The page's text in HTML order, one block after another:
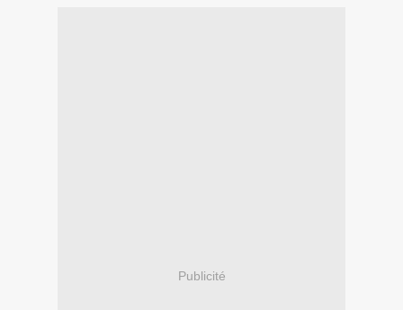
Publicité